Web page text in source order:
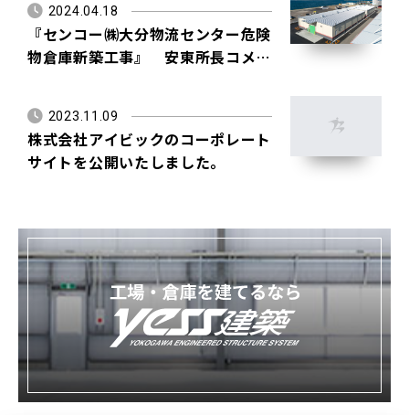
2024.04.18
『センコー㈱大分物流センター危険
物倉庫新築工事』 安東所長コメン
2023.11.09
株式会社アイビックのコーポレート
サイトを公開いたしました。